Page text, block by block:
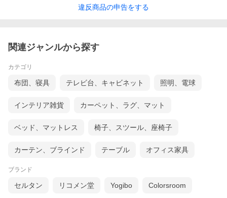
違反商品の申告をする
関連ジャンルから探す
カテゴリ
布団、寝具 テレビ台、キャビネット 照明、電球
インテリア雑貨 カーペット、ラグ、マット
ベッド、マットレス 椅子、スツール、座椅子
カーテン、ブラインド テーブル オフィス家具
ブランド
セルタン リコメン堂 Yogibo Colorsroom